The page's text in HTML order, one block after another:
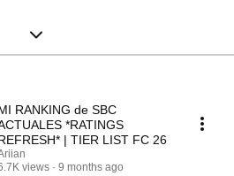
RANKING de SBC
*RATINGS
| TIER LIST FC 26
views
9 months ago